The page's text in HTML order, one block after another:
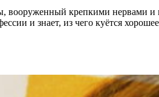
вооруженный крепкими нервами и
и знает, из чего куётся